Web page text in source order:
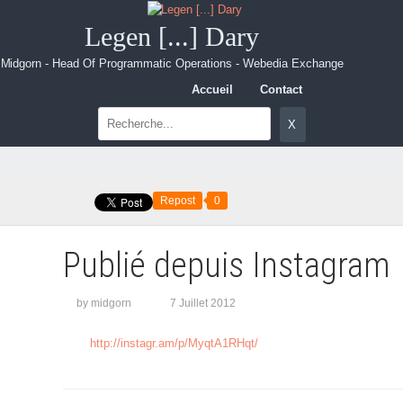
Legen [...] Dary
Midgorn - Head Of Programmatic Operations - Webedia Exchange
Accueil
Contact
Repost 0
Publié depuis Instagram
by midgorn 7 Juillet 2012
http://instagr.am/p/MyqtA1RHqt/